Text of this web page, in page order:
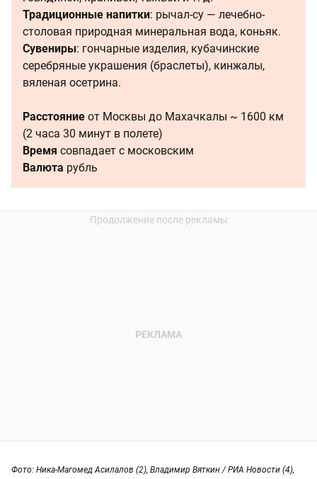
Традиционные напитки: рычал-су — лечебно-
столовая природная минеральная вода, коньяк.
Сувениры: гончарные изделия, кубачинские
серебряные украшения (браслеты), кинжалы,
вяленая осетрина.
Расстояние от Москвы до Махачкалы ~ 1600 км
(2 часа 30 минут в полете)
Время совпадает с московским
Валюта рубль
Фото: Ника-Магомед Асилалов (2), Владимир Вяткин / РИА Новости (4),